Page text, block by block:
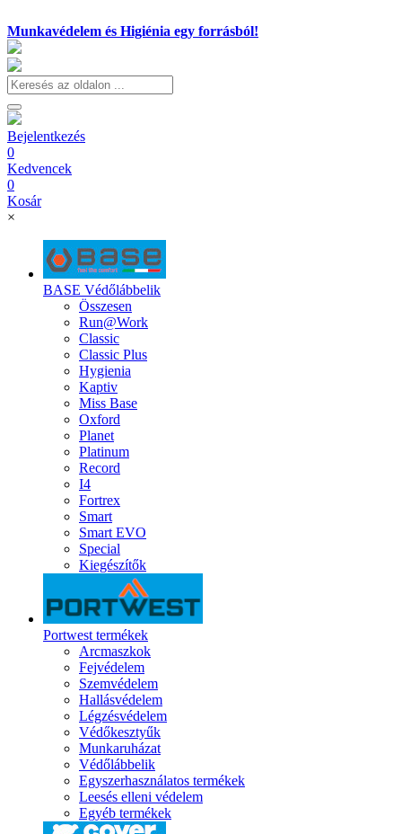
Munkavédelem és Higiénia egy forrásból!
Bejelentkezés
0
Kedvencek
0
Kosár
×
BASE Védőlábbelik
Összesen
Run@Work
Classic
Classic Plus
Hygienia
Kaptiv
Miss Base
Oxford
Planet
Platinum
Record
I4
Fortrex
Smart
Smart EVO
Special
Kiegészítők
Portwest termékek
Arcmaszkok
Fejvédelem
Szemvédelem
Hallásvédelem
Légzésvédelem
Védőkesztyűk
Munkaruházat
Védőlábbelik
Egyszerhasználatos termékek
Leesés elleni védelem
Egyéb termékek